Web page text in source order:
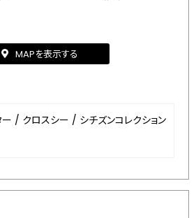
MAPを表示する
/ クロスシー / シチズンコレクション